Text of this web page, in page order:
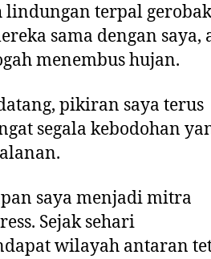
terpal gerobak
sama dengan saya,
menembus hujan.
pikiran saya terus
segala kebodohan
saya menjadi mitra
Sejak sehari
wilayah antaran